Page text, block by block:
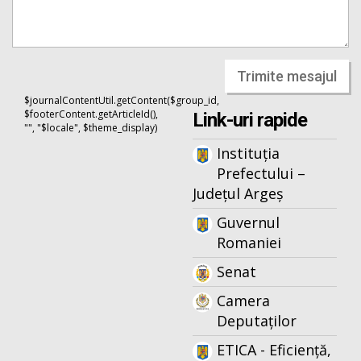
Trimite mesajul
$journalContentUtil.getContent($group_id,
$footerContent.getArticleId(),
"", "$locale", $theme_display)
Link-uri rapide
Instituția
Prefectului –
Județul Argeș
Guvernul
Romaniei
Senat
Camera
Deputaților
ETICA - Eficiență,